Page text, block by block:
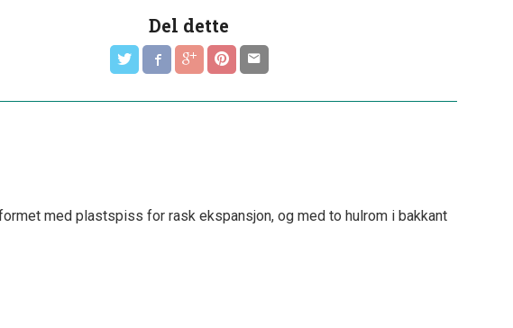
Del dette
med plastspiss for rask ekspansjon, og med to hulrom i bakkant